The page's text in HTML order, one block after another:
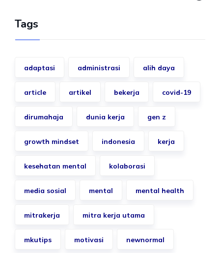
Tags
adaptasi administrasi alih daya
article artikel bekerja covid-19
dirumahaja dunia kerja gen z
growth mindset indonesia kerja
kesehatan mental kolaborasi
media sosial mental mental health
mitrakerja mitra kerja utama
mkutips motivasi newnormal